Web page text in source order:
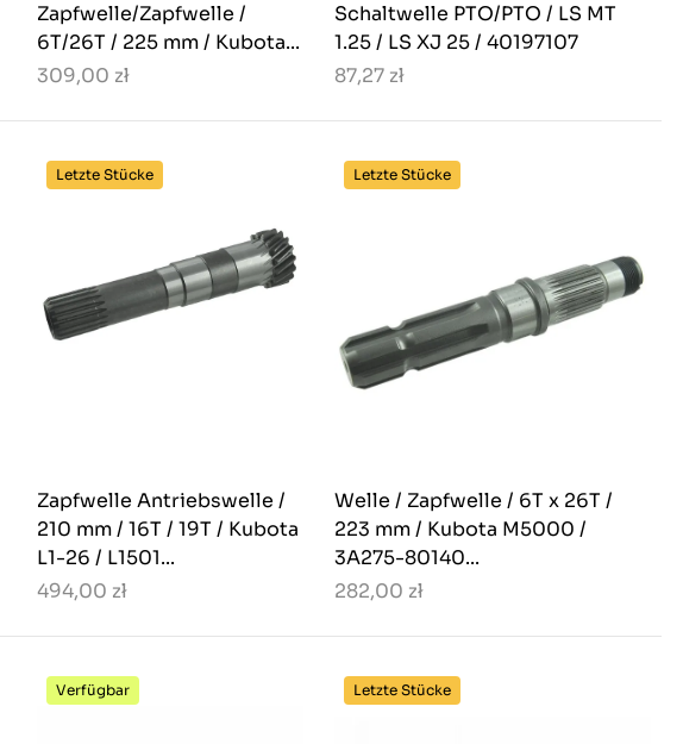
Zapfwelle/Zapfwelle /
6T/26T / 225 mm / Kubota...
309,00 zł
Schaltwelle PTO/PTO / LS MT
1.25 / LS XJ 25 / 40197107
87,27 zł
Letzte Stücke
Zapfwelle Antriebswelle /
210 mm / 16T / 19T / Kubota
L1-26 / L1501...
494,00 zł
Letzte Stücke
Welle / Zapfwelle / 6T x 26T /
223 mm / Kubota M5000 /
3A275-80140...
282,00 zł
Verfügbar Letzte Stücke